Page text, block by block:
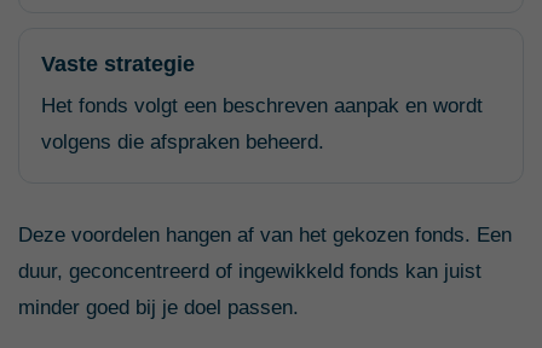
Vaste strategie
Het fonds volgt een beschreven aanpak en wordt
volgens die afspraken beheerd.
Deze voordelen hangen af van het gekozen fonds. Een
duur, geconcentreerd of ingewikkeld fonds kan juist
minder goed bij je doel passen.